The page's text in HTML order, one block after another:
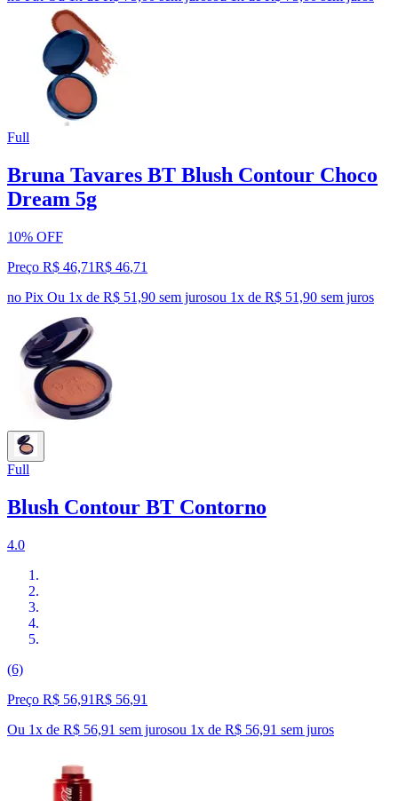
Full
Bruna Tavares BT Blush Contour Choco
Dream 5g
10% OFF
Preço R$ 46,71R$ 46,71
no Pix Ou 1x de R$ 51,90 sem jurosou 1x de R$ 51,90 sem juros
Full
Blush Contour BT Contorno
4.0
(6)
Preço R$ 56,91R$ 56,91
Ou 1x de R$ 56,91 sem jurosou 1x de R$ 56,91 sem juros